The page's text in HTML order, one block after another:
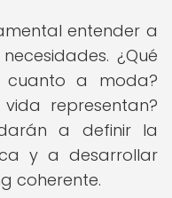
entender a
¿Qué
cuanto a moda?
representan?
a definir la
y a desarrollar
coherente.